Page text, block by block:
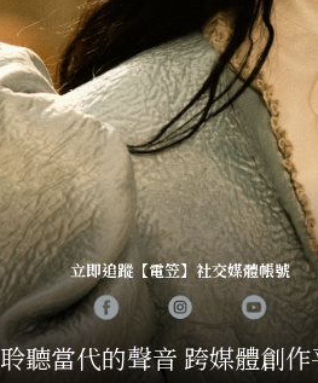
立即追蹤【電笠】社交媒體帳號
聆聽當代的聲音 跨媒體創作